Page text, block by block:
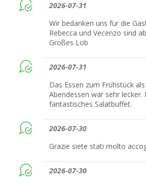
2026-07-31
Wir bedanken uns für die
Rebecca und Vecenzo sind
Großes Lob
2026-07-31
Das Essen zum Frühstück
Abendessen war sehr lecker.
fantastisches Salatbuffet.
2026-07-30
Grazie siete stati molto
2026-07-30